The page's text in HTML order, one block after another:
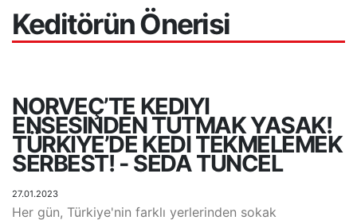
Keditörün Önerisi
NORVEÇ’TE KEDIYI
ENSESINDEN TUTMAK YASAK!
TÜRKIYE’DE KEDI TEKMELEMEK
SERBEST! - SEDA TUNCEL
27.01.2023
Her gün, Türkiye'nin farklı yerlerinden sokak